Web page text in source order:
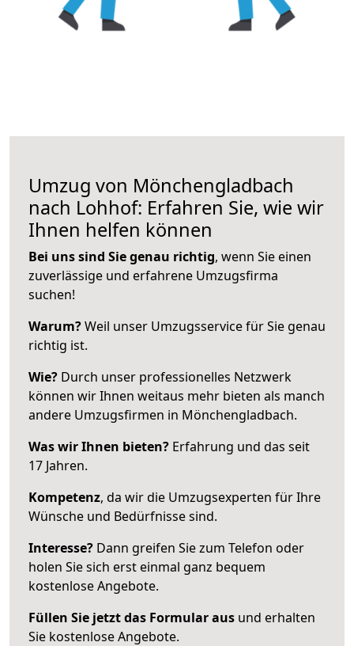
Umzug von Mönchengladbach
nach Lohhof: Erfahren Sie, wie wir
Ihnen helfen können
Bei uns sind Sie genau richtig, wenn Sie einen
zuverlässige und erfahrene Umzugsfirma
suchen!
Warum?Weil unser Umzugsservice für Sie genau
richtig ist.
Wie? Durch unser professionelles Netzwerk
können wir Ihnen weitaus mehr bieten als manch
andere Umzugsfirmen in Mönchengladbach.
Was wir Ihnen bieten? Erfahrung und das seit
17 Jahren.
Kompetenz, da wir die Umzugsexperten für Ihre
Wünsche und Bedürfnisse sind.
Interesse? Dann greifen Sie zum Telefon oder
holen Sie sich erst einmal ganz bequem
kostenlose Angebote.
Füllen Sie jetzt das Formular aus und erhalten
Sie kostenlose Angebote.